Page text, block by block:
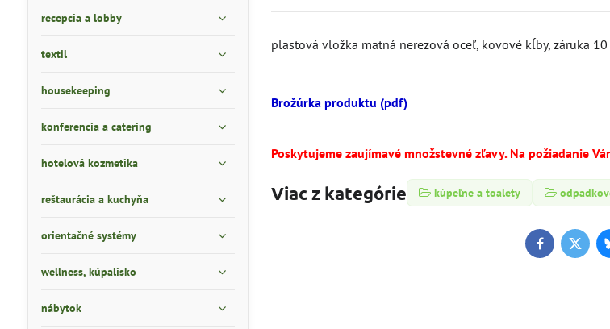
plastová vložka matná nerezová oceľ, kovové kĺby, záruka
Brožúrka produktu (pdf)
Poskytujeme zaujímavé množstevné zľavy. Na požiadanie
Viac z kategórie kúpeľne a toalety
Facebook
recepcia a lobby
textil
housekeeping
konferencia a catering
hotelová kozmetika
reštaurácia a kuchyňa
orientačné systémy
wellness, kúpalisko
nábytok